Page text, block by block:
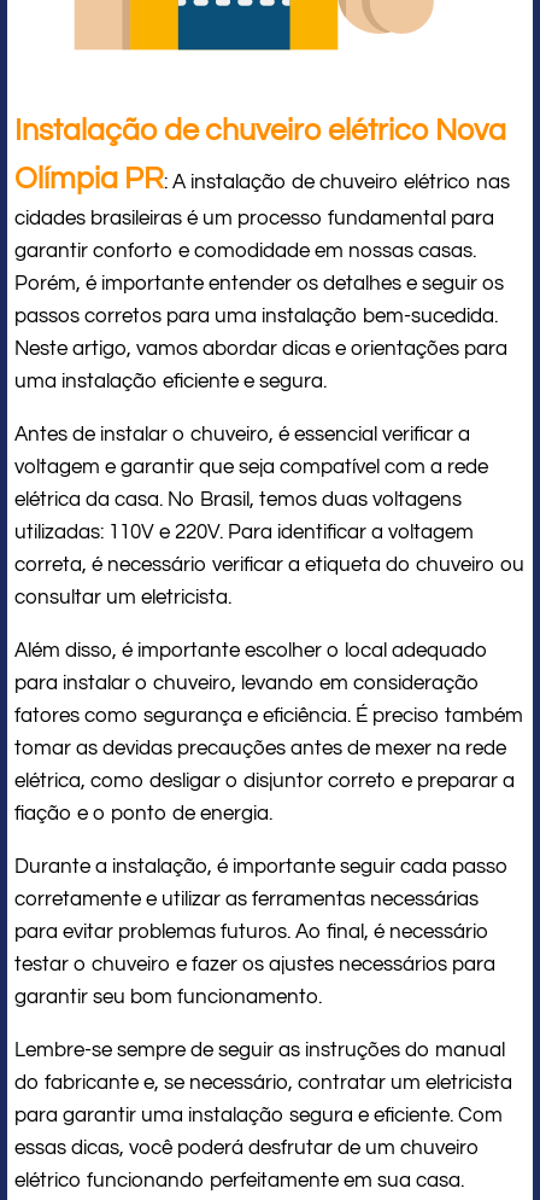
Instalação de chuveiro elétrico Nova
Olímpia PR: A instalação de chuveiro elétrico nas
cidades brasileiras é um processo fundamental para
garantir conforto e comodidade em nossas casas.
Porém, é importante entender os detalhes e seguir os
passos corretos para uma instalação bem-sucedida.
Neste artigo, vamos abordar dicas e orientações para
uma instalação eficiente e segura.
Antes de instalar o chuveiro, é essencial verificar a
voltagem e garantir que seja compatível com a rede
elétrica da casa. No Brasil, temos duas voltagens
utilizadas: 110V e 220V. Para identificar a voltagem
correta, é necessário verificar a etiqueta do chuveiro ou
consultar um eletricista.
Além disso, é importante escolher o local adequado
para instalar o chuveiro, levando em consideração
fatores como segurança e eficiência. É preciso também
tomar as devidas precauções antes de mexer na rede
elétrica, como desligar o disjuntor correto e preparar a
fiação e o ponto de energia.
Durante a instalação, é importante seguir cada passo
corretamente e utilizar as ferramentas necessárias
para evitar problemas futuros. Ao final, é necessário
testar o chuveiro e fazer os ajustes necessários para
garantir seu bom funcionamento.
Lembre-se sempre de seguir as instruções do manual
do fabricante e, se necessário, contratar um eletricista
para garantir uma instalação segura e eficiente. Com
essas dicas, você poderá desfrutar de um chuveiro
elétrico funcionando perfeitamente em sua casa.